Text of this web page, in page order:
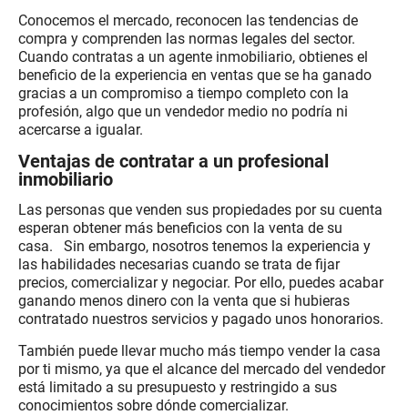
Conocemos el mercado, reconocen las tendencias de
compra y comprenden las normas legales del sector.
Cuando contratas a un agente inmobiliario, obtienes el
beneficio de la experiencia en ventas que se ha ganado
gracias a un compromiso a tiempo completo con la
profesión, algo que un vendedor medio no podría ni
acercarse a igualar.
Ventajas de contratar a un profesional
inmobiliario
Las personas que venden sus propiedades por su cuenta
esperan obtener más beneficios con la venta de su
casa. Sin embargo, nosotros tenemos la experiencia y
las habilidades necesarias cuando se trata de fijar
precios, comercializar y negociar. Por ello, puedes acabar
ganando menos dinero con la venta que si hubieras
contratado nuestros servicios y pagado unos honorarios.
También puede llevar mucho más tiempo vender la casa
por ti mismo, ya que el alcance del mercado del vendedor
está limitado a su presupuesto y restringido a sus
conocimientos sobre dónde comercializar.